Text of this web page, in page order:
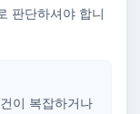
판단하셔야 합니
이 복잡하거나